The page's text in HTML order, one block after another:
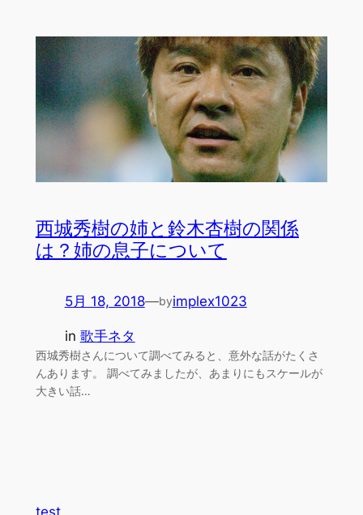
西城秀樹の姉と鈴木杏樹の関係
は？姉の息子について
5月 18, 2018—byimplex1023
in 歌手ネタ
西城秀樹さんについて調べてみると、意外な話がたくさ
んあります。 調べてみましたが、あまりにもスケールが
大きい話…
test